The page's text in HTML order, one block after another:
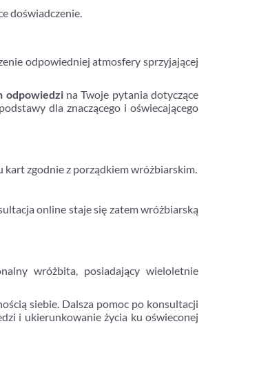
doświadczenie.
odpowiedniej atmosfery sprzyjającej
odpowiedzina Twoje pytania dotyczące
dla znaczącego i oświecającego
zgodnie z porządkiem wróżbiarskim.
online staje się zatem wróżbiarską
wróżbita, posiadający wieloletnie
siebie. Dalsza pomoc po konsultacji
i ukierunkowanie życia ku oświeconej